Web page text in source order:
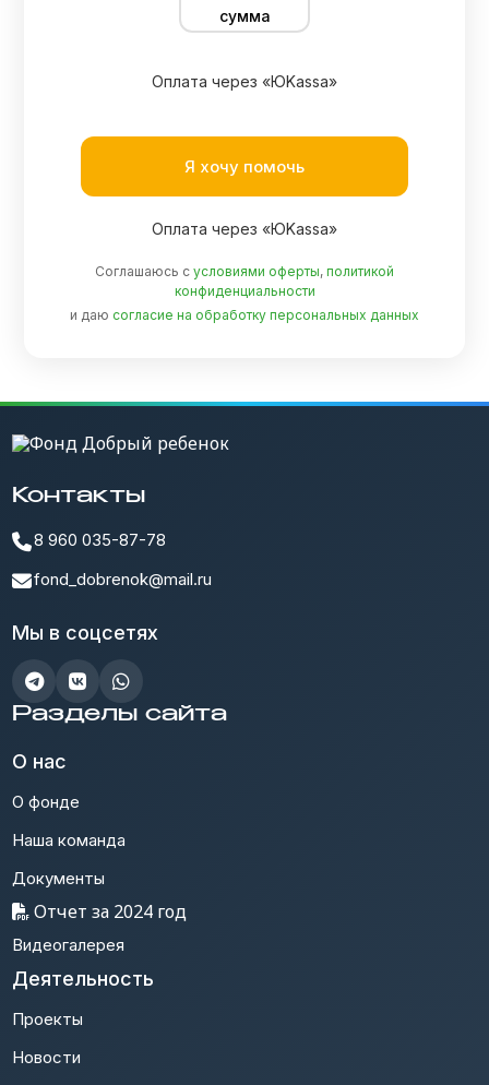
сумма
Оплата через «ЮKassa»
Я хочу помочь
Оплата через «ЮKassa»
Соглашаюсь с условиями оферты, политикой
конфиденциальности
и даю согласие на обработку персональных данных
Контакты
8 960 035-87-78
fond_dobrenok@mail.ru
Мы в соцсетях
Разделы сайта
О нас
О фонде
Наша команда
Документы
Отчет за 2024 год
Видеогалерея
Деятельность
Проекты
Новости